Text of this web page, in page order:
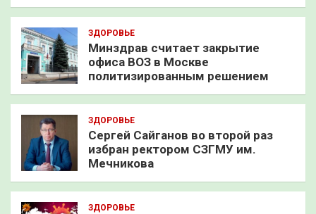
ЗДОРОВЬЕ
Минздрав считает закрытие
офиса ВОЗ в Москве
политизированным решением
ЗДОРОВЬЕ
Сергей Сайганов во второй раз
избран ректором СЗГМУ им.
Мечникова
ЗДОРОВЬЕ